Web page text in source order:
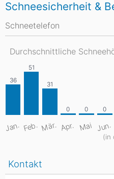
Schneesicherheit &
Schneetelefon
Durchschnittliche
Jan. Feb. Mär. Apr. Mai Jun.
(in
Kontakt